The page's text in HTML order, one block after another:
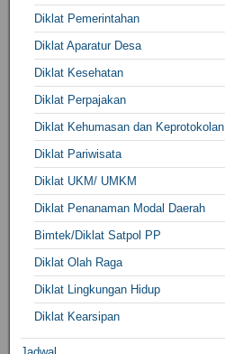
Diklat Pemerintahan
Diklat Aparatur Desa
Diklat Kesehatan
Diklat Perpajakan
Diklat Kehumasan dan Keprotokolan
Diklat Pariwisata
Diklat UKM/ UMKM
Diklat Penanaman Modal Daerah
Bimtek/Diklat Satpol PP
Diklat Olah Raga
Diklat Lingkungan Hidup
Diklat Kearsipan